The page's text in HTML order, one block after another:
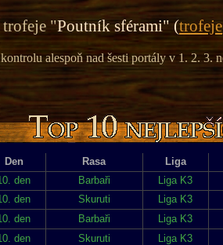
"Poutník sférami" (trofeje
alespoň nad šesti portály v 1. 2. 3.
Den Rasa Liga
den Barbaři Liga K3
den Skuruti Liga K3
den Barbaři Liga K3
den Skuruti Liga K3